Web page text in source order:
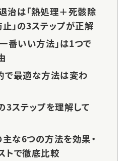
治は「熱処理＋死骸除
」の3ステップが正解
番いい方法」は1つで
で最適な方法は変わ
3ステップを理解して
な6つの方法を効果・
トで徹底比較